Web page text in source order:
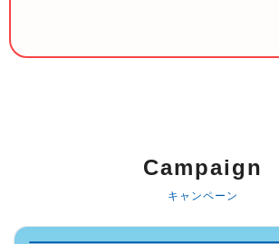
Campaign
キャンペーン